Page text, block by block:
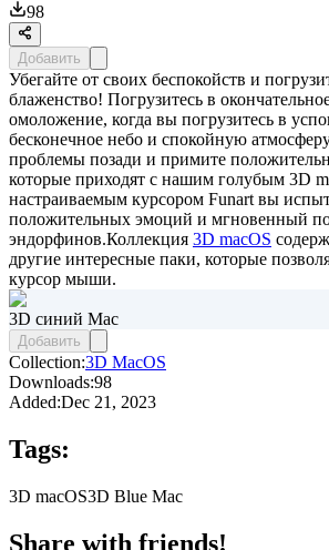
98
Добавить
Убегайте от своих беспокойств и
блаженство! Погрузитесь в
омоложение, когда вы погрузитесь в
бесконечное небо и спокойную
проблемы позади и примите
которые приходят с нашим голубым 3D
настраиваемым курсором Funart вы
положительных эмоций и мгновенный
эндорфинов.Коллекция 3D macOS
другие интересные паки, которые
курсор мыши.
3D синий Mac
Добавить
Collection:3D MacOS
Downloads:98
Added:Dec 21, 2023
Tags:
3D macOS3D Blue Mac
Share with friends!